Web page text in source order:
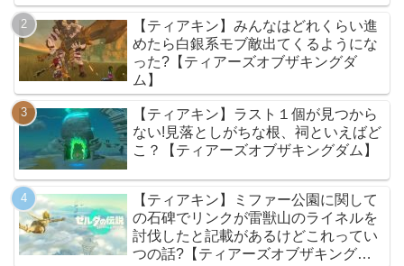
【ティアキン】みんなはどれくらい進
めたら白銀系モブ敵出てくるようにな
った?【ティアーズオブザキングダ
ム】
【ティアキン】ラスト１個が見つから
ない!見落としがちな根、祠といえばど
こ？【ティアーズオブザキングダム】
【ティアキン】ミファー公園に関して
の石碑でリンクが雷獣山のライネルを
討伐したと記載があるけどこれってい
つの話?【ティアーズオブザキングダ